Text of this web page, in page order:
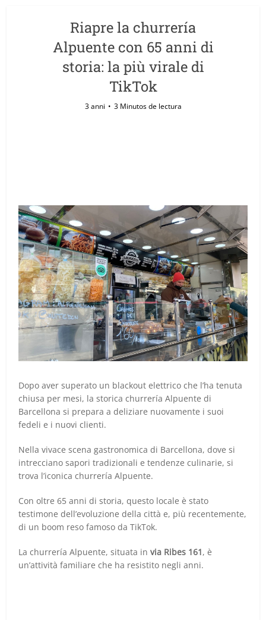
Riapre la churrería
Alpuente con 65 anni di
storia: la più virale di
TikTok
3 anni 3 Minutos de lectura
Dopo aver superato un blackout elettrico che l’ha tenuta
chiusa per mesi, la storica churrería Alpuente di
Barcellona si prepara a deliziare nuovamente i suoi
fedeli e i nuovi clienti.
Nella vivace scena gastronomica di Barcellona, dove si
intrecciano sapori tradizionali e tendenze culinarie, si
trova l’iconica churrería Alpuente.
Con oltre 65 anni di storia, questo locale è stato
testimone dell’evoluzione della città e, più recentemente,
di un boom reso famoso da TikTok.
La churrería Alpuente, situata invia Ribes 161, è
un’attività familiare che ha resistito negli anni.